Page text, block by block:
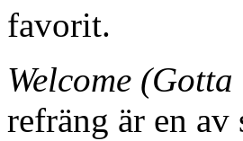
favorit.
Welcome
refräng är en